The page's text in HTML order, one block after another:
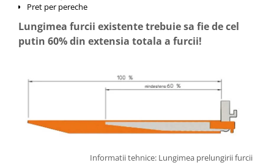
Pret per pereche
Lungimea furcii existente trebuie sa fie de cel
putin 60% din extensia totala a furcii!
Informatii tehnice: Lungimea prelungirii furcii